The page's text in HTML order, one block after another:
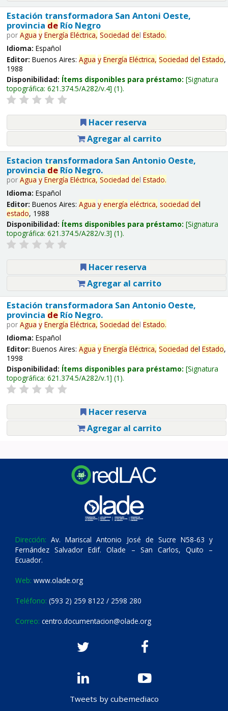
Estación transformadora San Antoni Oeste,
provincia deRío Negro
por Agua y Energía Eléctrica, Sociedad del Estado.
Idioma: Español
Editor: Buenos Aires: Agua y Energía Eléctrica, Sociedad del Estado,
1988
Disponibilidad: Ítems disponibles para préstamo: Signatura
topográfica: 621.374.5/A282/v.4 (1).
Hacer reserva
Agregar al carrito
Estacion transformadora San Antonio Oeste,
provincia deRío Negro.
por Agua y Energía Eléctrica, Sociedad del Estado.
Idioma: Español
Editor: Buenos Aires: Agua y energía eléctrica, sociedad del
estado, 1988
Disponibilidad: Ítems disponibles para préstamo: Signatura
topográfica: 621.374.5/A282/v.3 (1).
Hacer reserva
Agregar al carrito
Estación transformadora San Antonio Oeste,
provincia deRío Negro.
por Agua y Energía Eléctrica, Sociedad del Estado.
Idioma: Español
Editor: Buenos Aires: Agua y Energía Eléctrica, Sociedad del Estado,
1998
Disponibilidad: Ítems disponibles para préstamo: Signatura
topográfica: 621.374.5/A282/v.1 (1).
Hacer reserva
Agregar al carrito
Dirección: Av. Mariscal Antonio José de Sucre N58-63 y
Fernández Salvador Edif. Olade – San Carlos, Quito –
Ecuador.
Web: www.olade.org
Teléfono: (593 2) 259 8122 / 2598 280
Correo: centro.documentacion@olade.org
Tweets by cubemediaco